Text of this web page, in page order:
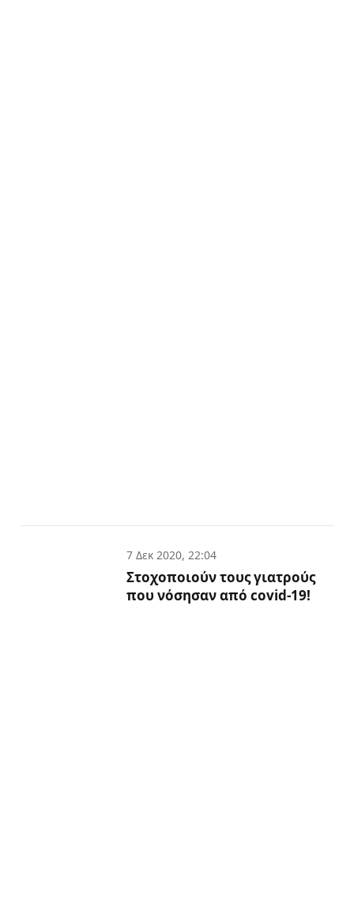
7 Δεκ 2020, 22:04
Στοχοποιούν τους γιατρούς
που νόσησαν από covid-19!